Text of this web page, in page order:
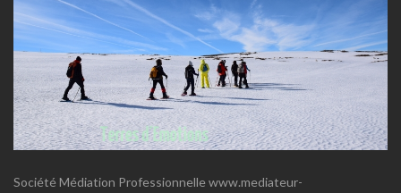
Société Médiation Professionnelle www.mediateur-